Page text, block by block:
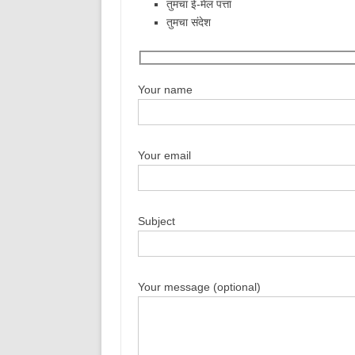
तुमचा ई-मेल पत्ता
तुमचा संदेश
Your name
Your email
Subject
Your message (optional)